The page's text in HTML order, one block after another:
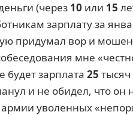
(через 10 или 15
зарплату за
придумал вор и
мне
будет зарплата 25
и не обидел, что он
армии уволенных